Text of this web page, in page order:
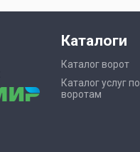
Каталоги
Каталог ворот
Каталог услуг по
воротам